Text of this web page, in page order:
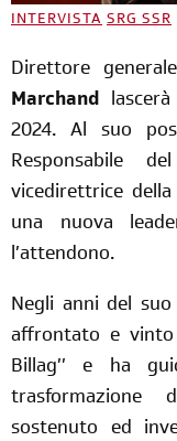
INTERVISTA SRG SSR
Direttore
Marchand
2024. Al suo
Responsabile
vicedirettrice della
una nuova
l’attendono.
Negli anni del
affrontato e vinto
Billag’’ e ha
trasformazione
sostenuto ed